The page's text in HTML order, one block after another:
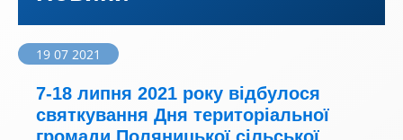
19 07 2021
7-18 липня 2021 року відбулося
святкування Дня територіальної